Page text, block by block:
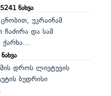
5241ნახვა
უკრაინამ
ჩაძირა და სამ
ქარხა...
დროს ლიეტუვის
ბუდრისი